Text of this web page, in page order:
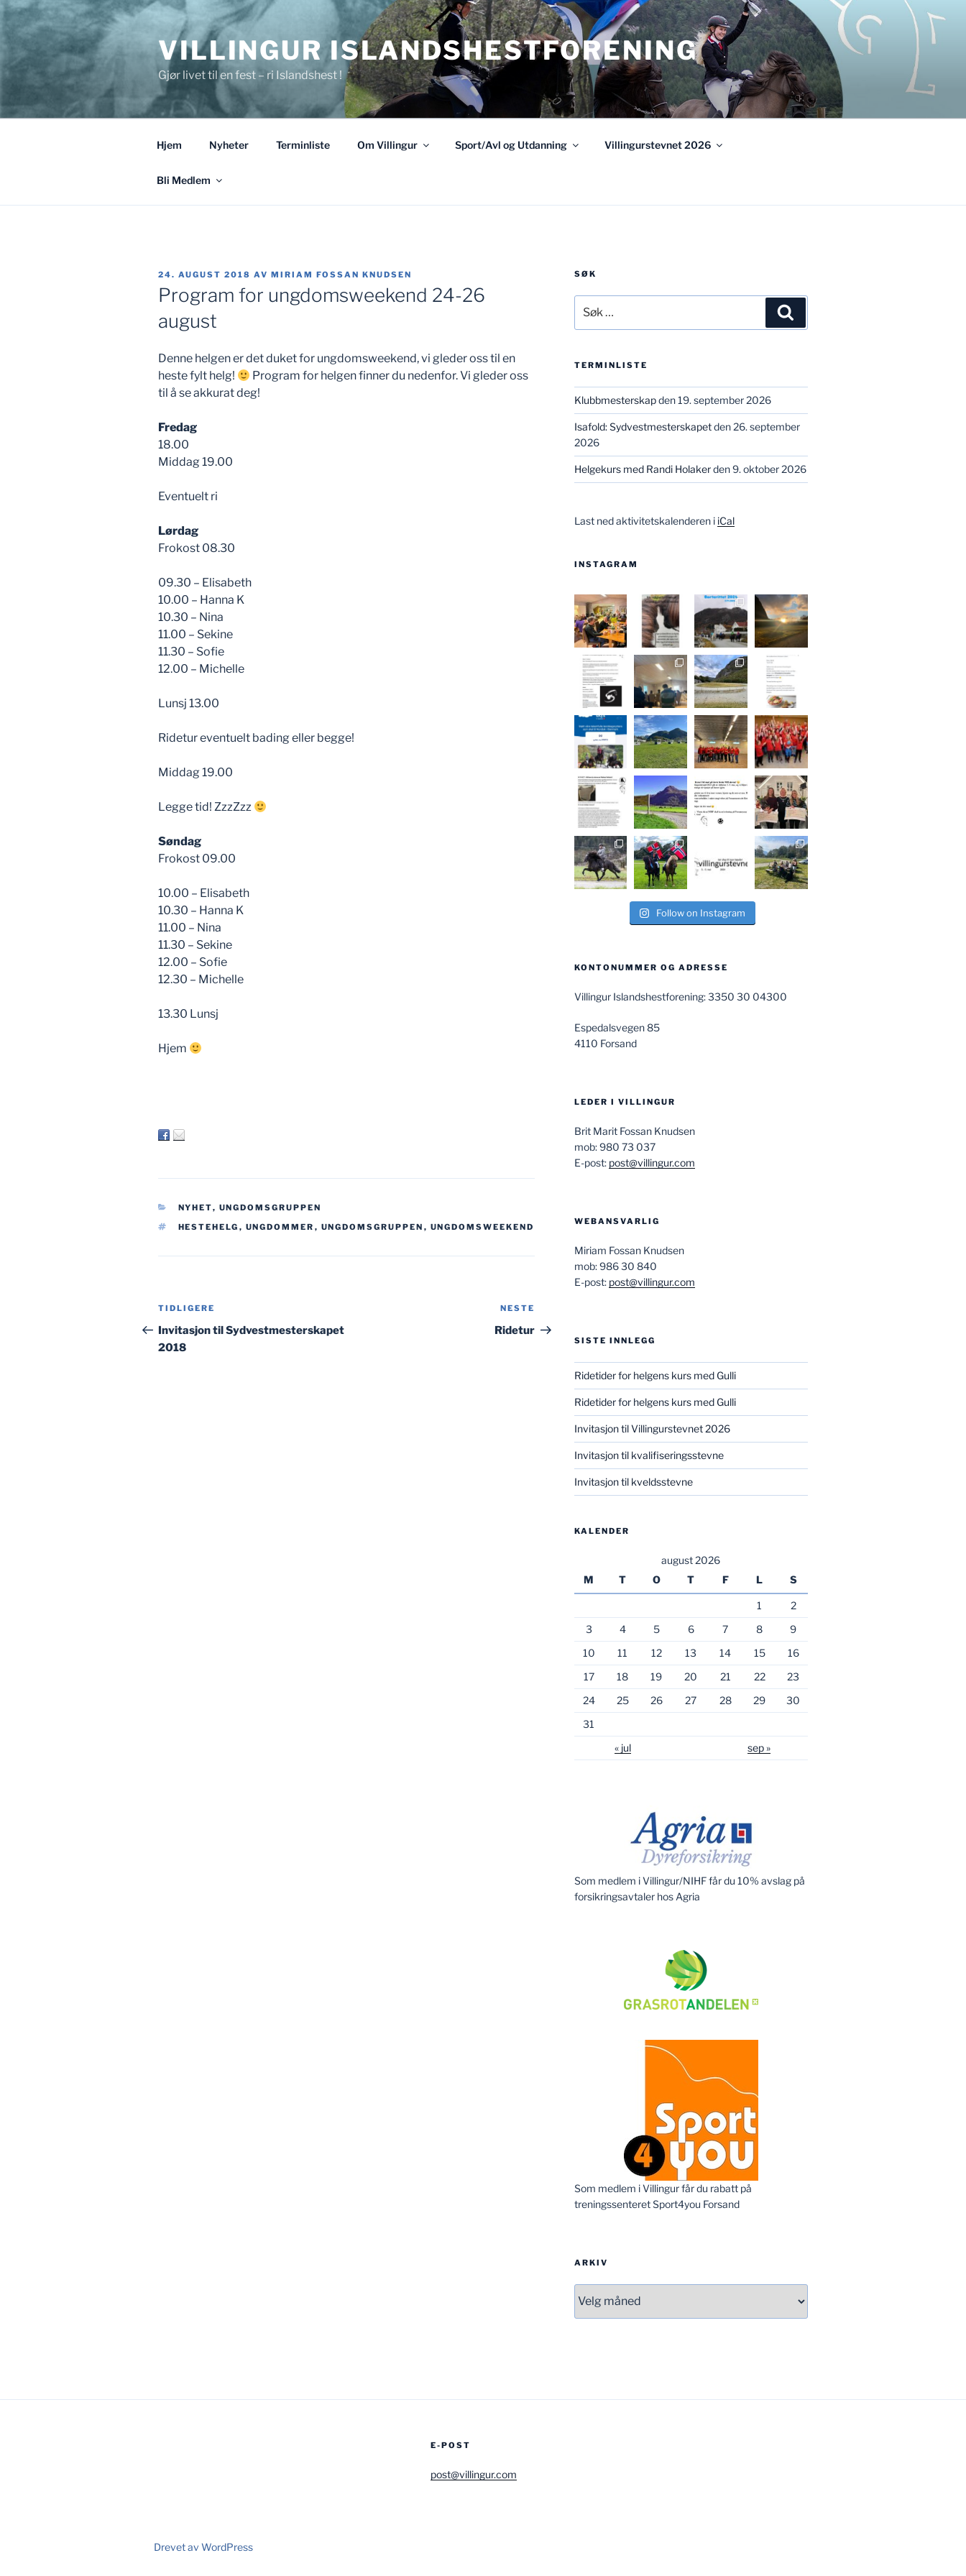
Gå
innhold
VILLINGUR ISLANDSHESTFORENING
Gjør livet til en fest – ri Islandshest !
Hjem Nyheter Terminliste Om Villingur Sport/Avl og Utdanning Villingurstevnet 2026
Bli Medlem
PUBLISERT
24. AUGUST 2018 AV MIRIAM FOSSAN KNUDSEN
Program for ungdomsweekend 24-26
august
Denne helgen er det duket for ungdomsweekend, vi gleder oss til en
heste fylt helg!
Program for helgen finner du nedenfor. Vi gleder oss
til å se akkurat deg!
Fredag
18.00
Middag 19.00
Eventuelt ri
Lørdag
Frokost 08.30
09.30 – Elisabeth
10.00 – Hanna K
10.30 – Nina
11.00 – Sekine
11.30 – Sofie
12.00 – Michelle
Lunsj 13.00
Ridetur eventuelt bading eller begge!
Middag 19.00
Legge tid! ZzzZzz
Søndag
Frokost 09.00
10.00 – Elisabeth
10.30 – Hanna K
11.00 – Nina
11.30 – Sekine
12.00 – Sofie
12.30 – Michelle
13.30 Lunsj
Hjem
KATEGORIER
NYHET, UNGDOMSGRUPPEN
STIKKORD
HESTEHELG , UNGDOMMER , UNGDOMSGRUPPEN , UNGDOMSWEEKEND
Innleggsnavigasjon
Forrige
innlegg
TIDLIGERE
Invitasjon til Sydvestmesterskapet
2018
innlegg
NESTE
Ridetur
SØK
etter:
TERMINLISTE
Klubbmesterskapden 19. september 2026
Isafold: Sydvestmesterskapetden 26. september
2026
Helgekurs med Randi Holakerden 9. oktober 2026
Last ned aktivitetskalenderen i iCal
INSTAGRAM
Follow on Instagram
KONTONUMMER OG ADRESSE
Villingur Islandshestforening: 3350 30 04300
Espedalsvegen 85
4110 Forsand
LEDER I VILLINGUR
Brit Marit Fossan Knudsen
mob: 980 73 037
E-post: post@villingur.com
WEBANSVARLIG
Miriam Fossan Knudsen
mob: 986 30 840
E-post: post@villingur.com
SISTE INNLEGG
Ridetider for helgens kurs med Gulli
Ridetider for helgens kurs med Gulli
Invitasjon til Villingurstevnet 2026
Invitasjon til kvalifiseringsstevne
Invitasjon til kveldsstevne
KALENDER
august 2026
M
T O T F L S
1
2
3
4 5 6 7 8
9
10
11 12 13 14 15
16
17
18 19 20 21 22
23
24
25 26 27 28 29
30
31
« jul
sep »
Som medlem i Villingur/NIHF får du 10% avslag på
forsikringsavtaler hos Agria
Som medlem i Villingur får du rabatt på
treningssenteret Sport4you Forsand
ARKIV
E-POST
post@villingur.com
Drevet av WordPress